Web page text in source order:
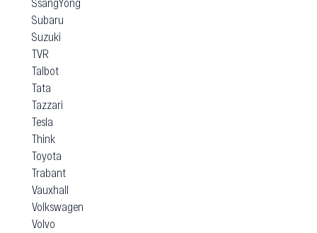
Subaru
Suzuki
TVR
Talbot
Tata
Tazzari
Tesla
Think
Toyota
Trabant
Vauxhall
Volkswagen
Volvo